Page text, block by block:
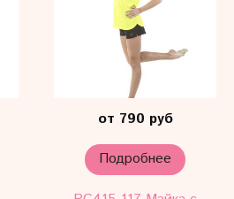
от 790 руб
Подробнее